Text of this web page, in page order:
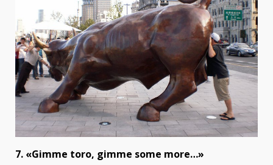
7. «Gimme toro, gimme some more…»